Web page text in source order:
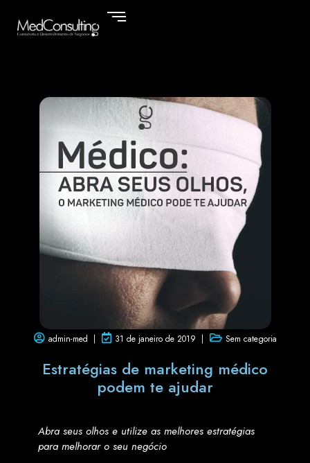
admin-med 31 de janeiro de 2019 Sem categoria
Estratégias de marketing médico
podem te ajudar
Abra seus olhos e utilize as melhores estratégias
para melhorar o seu negócio